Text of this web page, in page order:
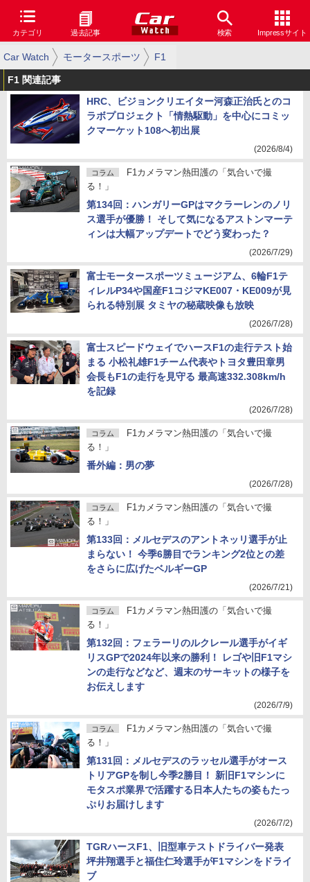
カテゴリ 過去記事 検索 Impressサイト
Car Watch モータースポーツ F1
F1 関連記事
HRC、ビジョンクリエイター河森正治氏とのコ
ラボプロジェクト「情熱駆動」を中心にコミッ
クマーケット108へ初出展
(2026/8/4)
コラム
F1カメラマン熱田護の「気合いで撮
る！」
第134回：ハンガリーGPはマクラーレンのノリ
ス選手が優勝！ そして気になるアストンマーテ
ィンは大幅アップデートでどう変わった？
(2026/7/29)
富士モータースポーツミュージアム、6輪F1テ
ィレルP34や国産F1コジマKE007・KE009が見
られる特別展 タミヤの秘蔵映像も放映
(2026/7/28)
富士スピードウェイでハースF1の走行テスト始
まる 小松礼雄F1チーム代表やトヨタ豊田章男
会長もF1の走行を見守る 最高速332.308km/h
を記録
(2026/7/28)
コラム
F1カメラマン熱田護の「気合いで撮
る！」
番外編：男の夢
(2026/7/28)
コラム
F1カメラマン熱田護の「気合いで撮
る！」
第133回：メルセデスのアントネッリ選手が止
まらない！ 今季6勝目でランキング2位との差
をさらに広げたベルギーGP
(2026/7/21)
コラム
F1カメラマン熱田護の「気合いで撮
る！」
第132回：フェラーリのルクレール選手がイギ
リスGPで2024年以来の勝利！ レゴや旧F1マシ
ンの走行などなど、週末のサーキットの様子を
お伝えします
(2026/7/9)
コラム
F1カメラマン熱田護の「気合いで撮
る！」
第131回：メルセデスのラッセル選手がオース
トリアGPを制し今季2勝目！ 新旧F1マシンに
モタスポ業界で活躍する日本人たちの姿もたっ
ぷりお届けします
(2026/7/2)
TGRハースF1、旧型車テストドライバー発表
坪井翔選手と福住仁玲選手がF1マシンをドライ
ブ